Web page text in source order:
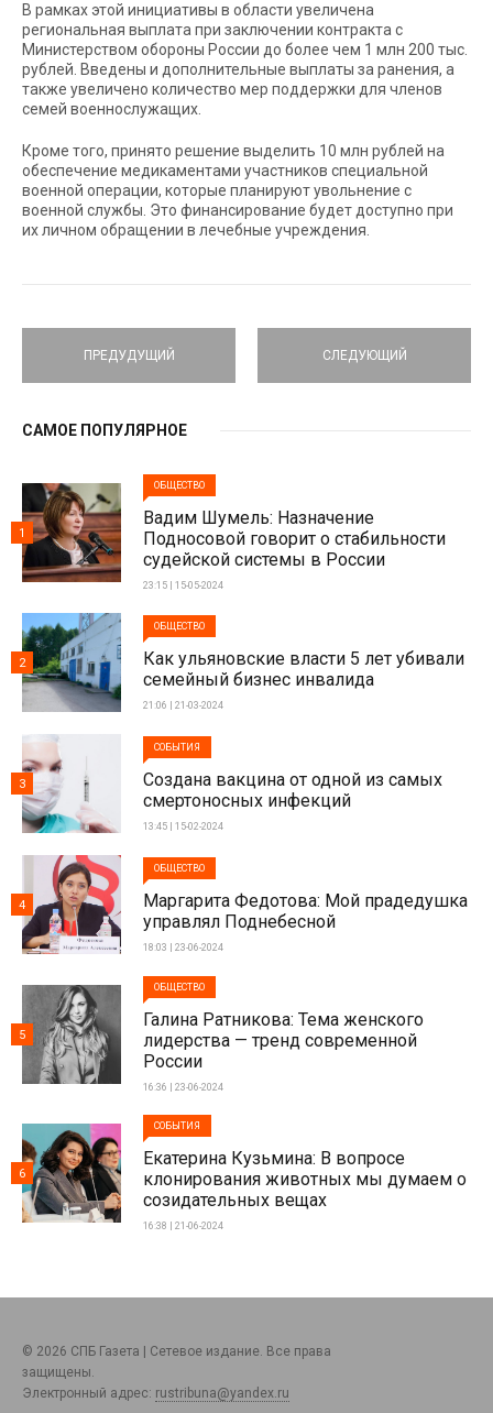
В рамках этой инициативы в области увеличена
региональная выплата при заключении контракта с
Министерством обороны России до более чем 1 млн 200 тыс.
рублей. Введены и дополнительные выплаты за ранения, а
также увеличено количество мер поддержки для членов
семей военнослужащих.
Кроме того, принято решение выделить 10 млн рублей на
обеспечение медикаментами участников специальной
военной операции, которые планируют увольнение с
военной службы. Это финансирование будет доступно при
их личном обращении в лечебные учреждения.
ПРЕДУДУЩИЙ СЛЕДУЮЩИЙ
САМОЕ ПОПУЛЯРНОЕ
ОБЩЕСТВО
Вадим Шумель: Назначение
Подносовой говорит о стабильности
судейской системы в России
23:15 | 15-05-2024
1
ОБЩЕСТВО
Как ульяновские власти 5 лет убивали
семейный бизнес инвалида
21:06 | 21-03-2024
2
СОБЫТИЯ
Создана вакцина от одной из самых
смертоносных инфекций
13:45 | 15-02-2024
3
ОБЩЕСТВО
Маргарита Федотова: Мой прадедушка
управлял Поднебесной
18:03 | 23-06-2024
4
ОБЩЕСТВО
Галина Ратникова: Тема женского
лидерства — тренд современной
России
16:36 | 23-06-2024
5
СОБЫТИЯ
Екатерина Кузьмина: В вопросе
клонирования животных мы думаем о
созидательных вещах
16:38 | 21-06-2024
6
© 2026 СПБ Газета | Сетевое издание. Все права
защищены.
Электронный адрес: rustribuna@yandex.ru